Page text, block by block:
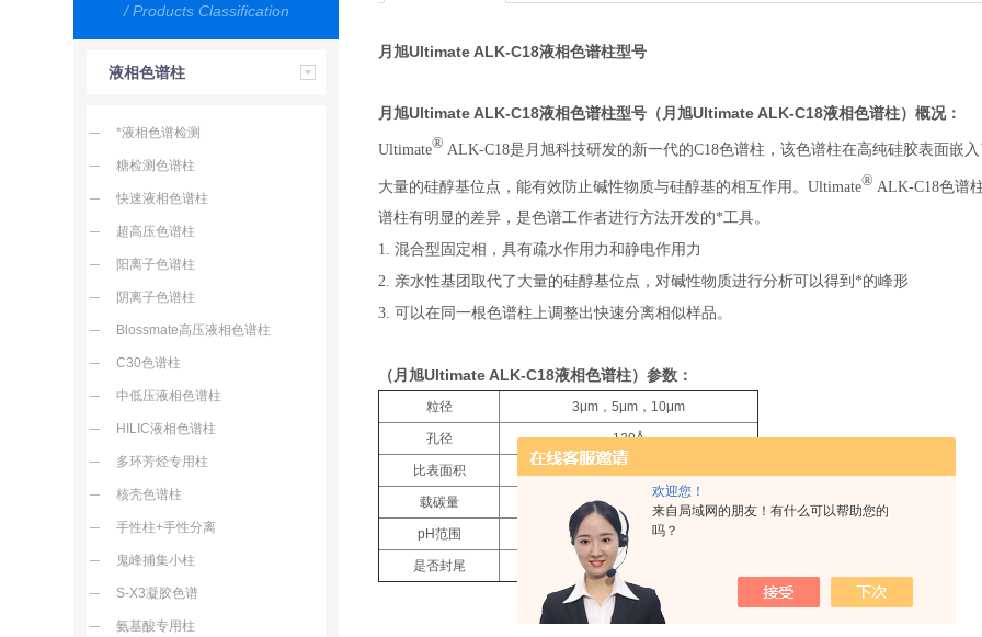
欢迎您！
来自局域网的朋友！有什么可以帮助您的
吗？
/ Products Classification
液相色谱柱
*液相色谱检测
糖检测色谱柱
快速液相色谱柱
超高压色谱柱
阳离子色谱柱
阴离子色谱柱
Blossmate高压液相色谱柱
C30色谱柱
中低压液相色谱柱
HILIC液相色谱柱
多环芳烃专用柱
核壳色谱柱
手性柱+手性分离
鬼峰捕集小柱
S-X3凝胶色谱
氨基酸专用柱
月旭Ultimate ALK-C18液相色谱柱型号
月旭Ultimate ALK-C18液相色谱柱型号（月旭Ultimate ALK-C18液相色谱柱）概况：
Ultimate® ALK-C18是月旭科技研发的新一代的C18色谱柱，该色谱柱在高纯硅胶表面嵌
大量的硅醇基位点，能有效防止碱性物质与硅醇基的相互作用。Ultimate® ALK-C18色谱
谱柱有明显的差异，是色谱工作者进行方法开发的*工具。
1. 混合型固定相，具有疏水作用力和静电作用力
2. 亲水性基团取代了大量的硅醇基位点，对碱性物质进行分析可以得到*的峰形
3. 可以在同一根色谱柱上调整出快速分离相似样品。
（月旭Ultimate ALK-C18液相色谱柱）参数：
粒径 3μm，5μm，10μm
孔径 120Å
比表面积
载碳量
pH范围 1.5-10.0
是否封尾 否